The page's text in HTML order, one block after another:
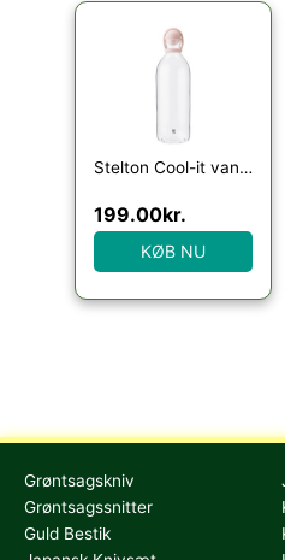
Stelton Cool-it vandkaraffel, 1,5 liter, rosa
199.00kr.
KØB NU
Grøntsagskniv
Grøntsagssnitter
Guld Bestik